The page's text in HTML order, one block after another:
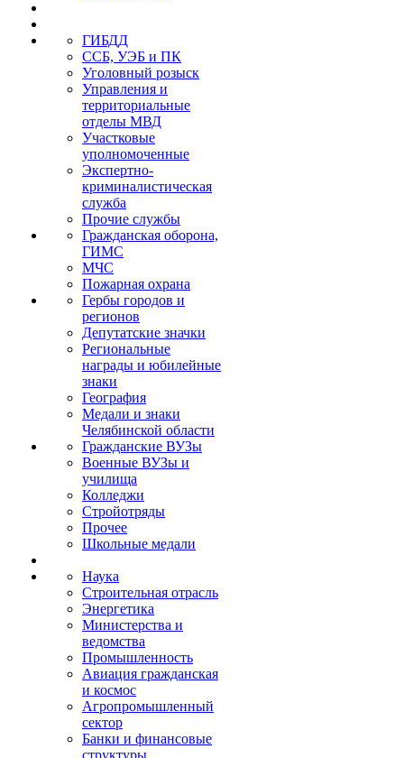
ГИБДД
ССБ, УЭБ и ПК
Уголовный розыск
Управления и
территориальные
отделы МВД
Участковые
уполномоченные
Экспертно-
криминалистическая
служба
Прочие службы
Гражданская оборона,
ГИМС
МЧС
Пожарная охрана
Гербы городов и
регионов
Депутатские значки
Региональные
награды и юбилейные
знаки
География
Медали и знаки
Челябинской области
Гражданские ВУЗы
Военные ВУЗы и
училища
Колледжи
Стройотряды
Прочее
Школьные медали
Наука
Строительная отрасль
Энергетика
Министерства и
ведомства
Промышленность
Авиация гражданская
и космос
Агропромышленный
сектор
Банки и финансовые
структуры